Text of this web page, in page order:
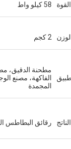
القوة 58 كيلو واط
2 كجم
مطحنة الدقيق،
الفاكهة، مصنع
المجمدة
رقائق البطاطس